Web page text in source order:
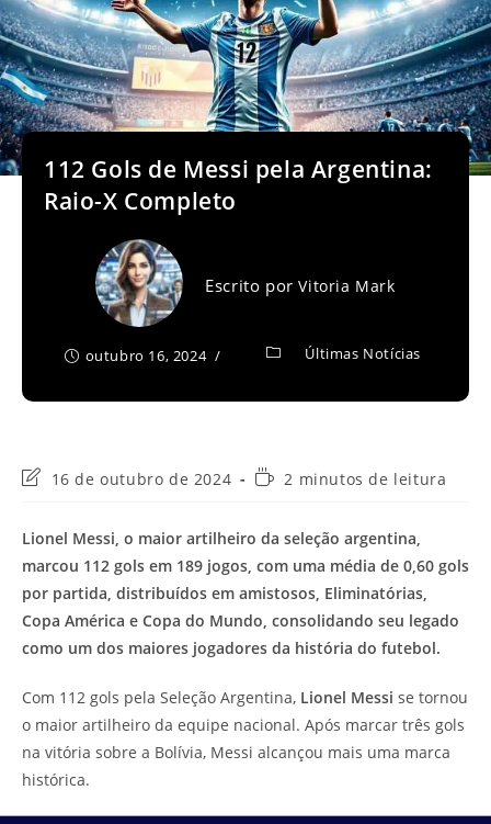
112 Gols de Messi pela Argentina:
Raio-X Completo
Escrito porVitoria Mark
outubro 16, 2024 Últimas Notícias
Última
post:
16 de outubro de 2024
Tempo2 minutos de leitura
Lionel Messi, o maior artilheiro da seleção argentina,
marcou 112 gols em 189 jogos, com uma média de 0,60 gols
por partida, distribuídos em amistosos, Eliminatórias,
Copa América e Copa do Mundo, consolidando seu legado
como um dos maiores jogadores da história do futebol.
Com 112 gols pela Seleção Argentina, Lionel Messi se tornou
o maior artilheiro da equipe nacional. Após marcar três gols
na vitória sobre a Bolívia, Messi alcançou mais uma marca
histórica.